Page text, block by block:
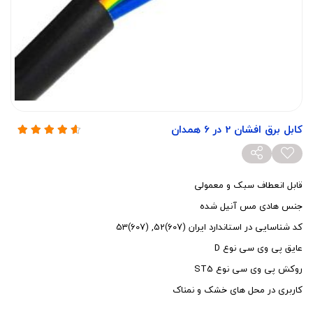
کابل برق افشان 2 در 6 همدان
قابل انعطاف سبک و معمولی
جنس هادی مس آنیل شده
کد شناسایی در استاندارد ایران (607)52, (607)53
عایق پی وی سی نوع D
روکش پی وی سی نوع ST5
کاربری در محل های خشک و نمناک